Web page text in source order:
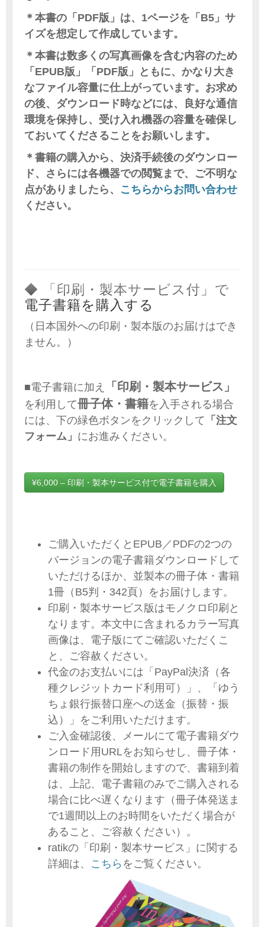
＊本書の「PDF版」は、1ページを「B5」サ
イズを想定して作成しています。
＊本書は数多くの写真画像を含む内容のため
「EPUB版」「PDF版」ともに、かなり大き
なファイル容量に仕上がっています。お求め
の後、ダウンロード時などには、良好な通信
環境を保持し、受け入れ機器の容量を確保し
ておいてくださることをお願いします。
＊書籍の購入から、決済手続後のダウンロー
ド、さらには各機器での閲覧まで、ご不明な
点がありましたら、 こちらからお問い合わせ
ください。
◆ 「印刷・製本サービス付」で
電子書籍を購入する
（日本国外への印刷・製本版のお届けはでき
ません。）
■電子書籍に加え 「印刷・製本サービス」
を利用して冊子体・書籍を入手される場合
には、下の緑色ボタンをクリックして 「注文
フォーム」 にお進みください。
¥6,000 – 印刷・製本サービス付で電子書籍を購入
ご購入いただくとEPUB／PDFの2つの
バージョンの電子書籍ダウンロードして
いただけるほか、並製本の冊子体・書籍
1冊（B5判・342頁）をお届けします。
印刷・製本サービス版はモノクロ印刷と
なります。本文中に含まれるカラー写真
画像は、電子版にてご確認いただくこ
と、ご容赦ください。
代金のお支払いには「PayPal決済（各
種クレジットカード利用可）」、「ゆう
ちょ銀行振替口座への送金（振替・振
込）」をご利用いただけます。
ご入金確認後、メールにて電子書籍ダウ
ンロード用URLをお知らせし、冊子体・
書籍の制作を開始しますので、書籍到着
は、上記、電子書籍のみでご購入される
場合に比べ遅くなります（冊子体発送ま
で1週間以上のお時間をいただく場合が
あること、ご容赦ください）。
ratikの「印刷・製本サービス」に関する
詳細は、 こちら をご覧ください。